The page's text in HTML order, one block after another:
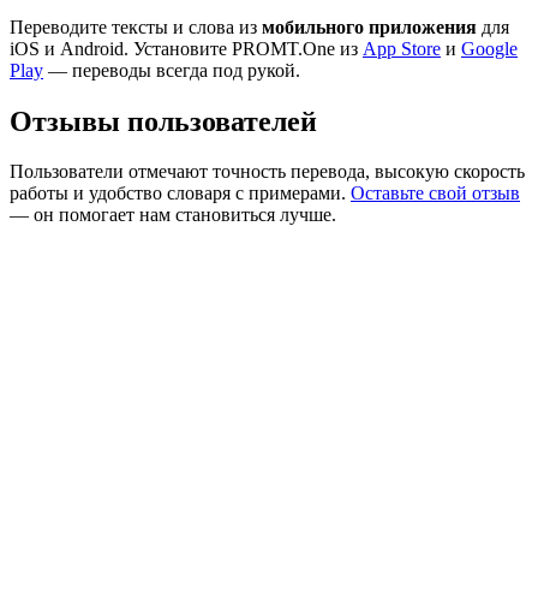
Переводите тексты и слова из мобильного приложения для
iOS и Android. Установите PROMT.One из App Store и Google
Play — переводы всегда под рукой.
Отзывы пользователей
Пользователи отмечают точность перевода, высокую скорость
работы и удобство словаря с примерами. Оставьте свой отзыв
— он помогает нам становиться лучше.